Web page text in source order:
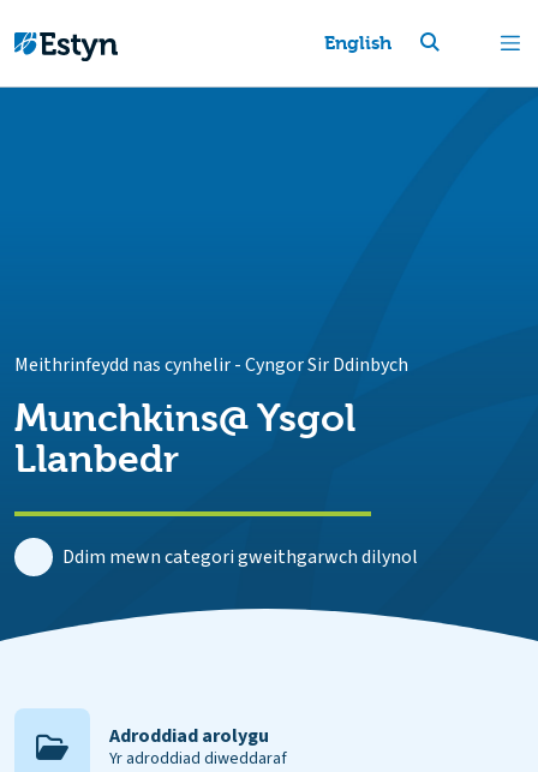
English
Meithrinfeydd nas cynhelir-Cyngor Sir Ddinbych
Munchkins@ Ysgol
Llanbedr
Ddim mewn categori gweithgarwch dilynol
Adroddiad arolygu
Yr adroddiad diweddaraf